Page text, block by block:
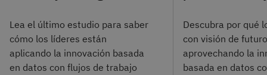
Lea el último estudio para saber
cómo los líderes están
aplicando la innovación basada
en datos con flujos de trabajo
Descubra por qué
con visión de
aprovechando la
basada en datos